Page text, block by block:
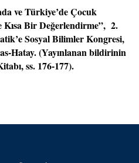
ve Türkiye’de Çocuk
Kısa Bir Değerlendirme”, 2.
Sosyal Bilimler Kongresi,
Hatay. (Yayınlanan bildirinin
ss. 176-177).